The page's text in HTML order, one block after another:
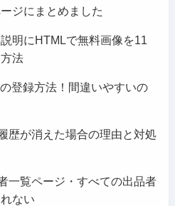
ジにまとめました
明にHTMLで無料画像を11
法
登録方法！間違いやすいの
歴が消えた場合の理由と対処
一覧ページ・すべての出品者
ない